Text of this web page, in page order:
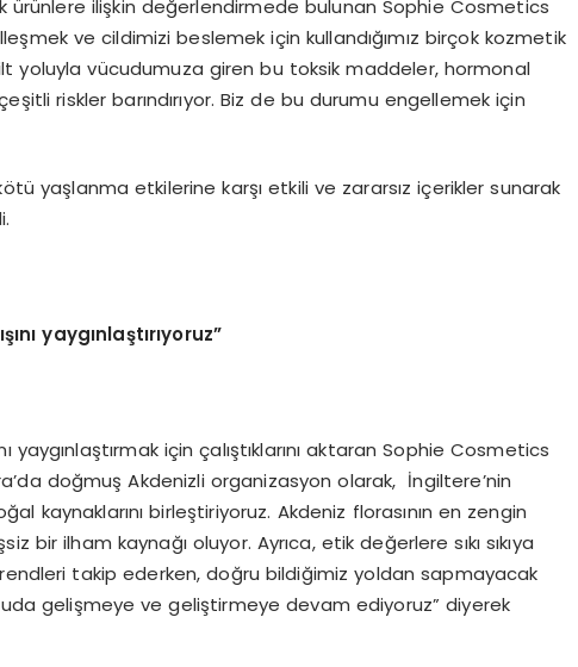
ürünlere ilişkin değerlendirmede bulunan Sophie Cosmetics
ve cildimizi beslemek için kullandığımız birçok kozmetik
yoluyla vücudumuza giren bu toksik maddeler, hormonal
riskler barındırıyor. Biz de bu durumu engellemek için
yaşlanma etkilerine karşı etkili ve zararsız içerikler sunarak
yaygınlaştırıyoruz”
yaygınlaştırmak için çalıştıklarını aktaran Sophie Cosmetics
doğmuş Akdenizli organizasyon olarak, İngiltere’nin
kaynaklarını birleştiriyoruz. Akdeniz florasının en zengin
bir ilham kaynağı oluyor. Ayrıca, etik değerlere sıkı sıkıya
takip ederken, doğru bildiğimiz yoldan sapmayacak
gelişmeye ve geliştirmeye devam ediyoruz” diyerek